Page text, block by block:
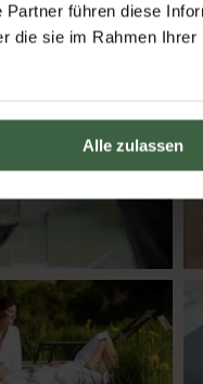
führen diese
die sie im Rahmen Ihrer
Alle zulassen